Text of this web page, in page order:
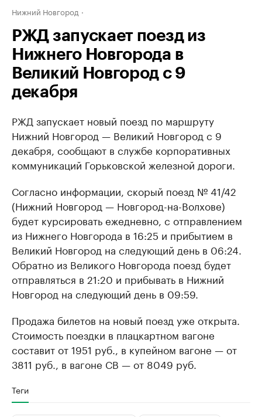
Нижний Новгород
РЖД запускает поезд из
Нижнего Новгорода в
Великий Новгород с 9
декабря
РЖД запускает новый поезд по маршруту
Нижний Новгород — Великий Новгород с 9
декабря, сообщают в службе корпоративных
коммуникаций Горьковской железной дороги.
Согласно информации, скорый поезд № 41/42
(Нижний Новгород — Новгород-на-Волхове)
будет курсировать ежедневно, с отправлением
из Нижнего Новгорода в 16:25 и прибытием в
Великий Новгород на следующий день в 06:24.
Обратно из Великого Новгорода поезд будет
отправляться в 21:20 и прибывать в Нижний
Новгород на следующий день в 09:59.
Продажа билетов на новый поезд уже открыта.
Стоимость поездки в плацкартном вагоне
составит от 1951 руб., в купейном вагоне — от
3811 руб., в вагоне СВ — от 8049 руб.
Теги